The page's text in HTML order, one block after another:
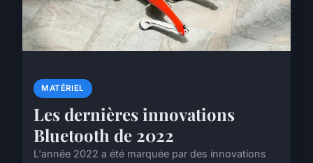
MATÉRIEL
Les dernières innovations
Bluetooth de 2022
L'année 2022 a été marquée par des innovations